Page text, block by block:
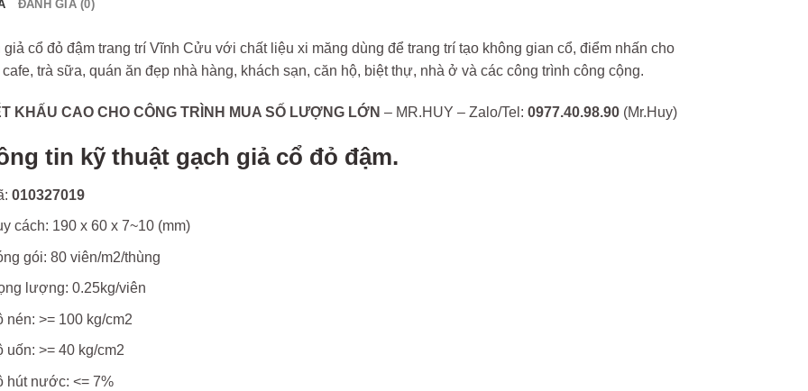
ĐÁNH GIÁ (0)
giả cổ đỏ đậm trang trí Vĩnh Cửu với chất liệu xi măng dùng để trang trí tạo không gian cổ, điểm nhấn cho
trà sữa, quán ăn đẹp nhà hàng, khách sạn, căn hộ, biệt thự, nhà ở và các công trình công cộng.
KHẤU CAO CHO CÔNG TRÌNH MUA SỐ LƯỢNG LỚN – MR.HUY – Zalo/Tel: 0977.40.98.90(Mr.Huy)
tin kỹ thuật gạch giả cổ đỏ đậm.
010327019
cách: 190 x 60 x 7~10 (mm)
gói: 80 viên/m2/thùng
lượng: 0.25kg/viên
nén: >= 100 kg/cm2
uốn: >= 40 kg/cm2
hút nước: <= 7%